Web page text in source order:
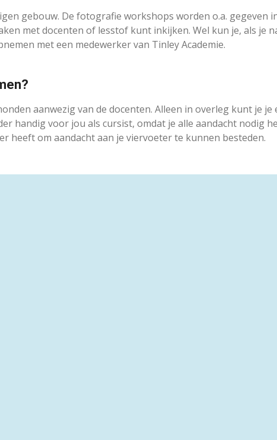
gebouw. De fotografie workshops worden o.a. gegeven
met docenten of lesstof kunt inkijken. Wel kun je, als je
met een medewerker van Tinley Academie.
aanwezig van de docenten. Alleen in overleg kunt je
handig voor jou als cursist, omdat je alle aandacht nodig
heeft om aandacht aan je viervoeter te kunnen besteden.